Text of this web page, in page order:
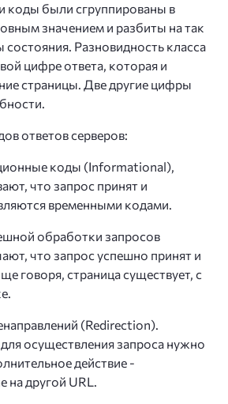
коды были сгруппированы в
значением и разбиты на так
Разновидность класса
цифре ответа, которая и
страницы. Две другие цифры
ответов серверов:
коды (Informational),
что запрос принят и
временными кодами.
обработки запросов
что запрос успешно принят и
говоря, страница существует, с
(Redirection).
осуществления запроса нужно
действие -
на другой URL.